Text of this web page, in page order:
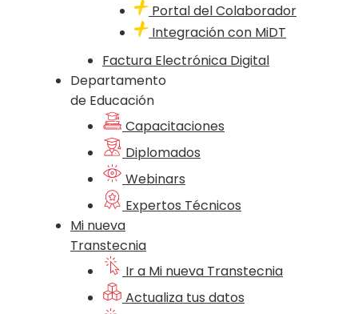
Portal del Colaborador
Integración con MiDT
Factura Electrónica Digital
Departamento
de Educación
Capacitaciones
Diplomados
Webinars
Expertos Técnicos
Mi nueva
Transtecnia
Ir a Mi nueva Transtecnia
Actualiza tus datos